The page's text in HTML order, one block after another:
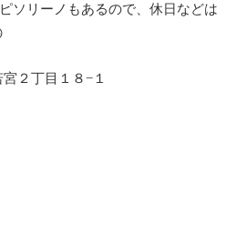
ソリーノもあるので、休日などは
２丁目１８−１